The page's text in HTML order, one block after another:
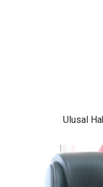
Ulusal